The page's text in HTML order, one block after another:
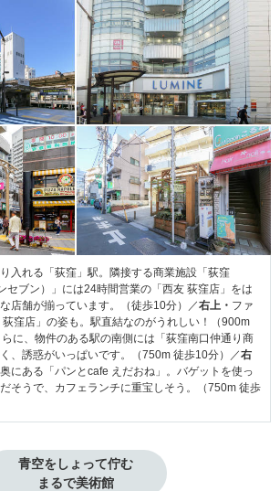
入れる「荻窪」駅。隣接する商業施設「荻窪
セブン）」には24時間営業の「西友 荻窪店」をは
店舗が揃っています。（徒歩10分）／右上・ ファ
荻窪店」の姿も。駅直結なのがうれしい！（900m
らに、物件のある駅の南側には「荻窪南口仲通り商
、誘惑がいっぱいです。（750m 徒歩10分）／右
にある「パンとcafe えだおね」。バゲットを使っ
そうで、カフェランチに重宝しそう。（750m 徒歩
青空をしょって佇む
まるで美術館